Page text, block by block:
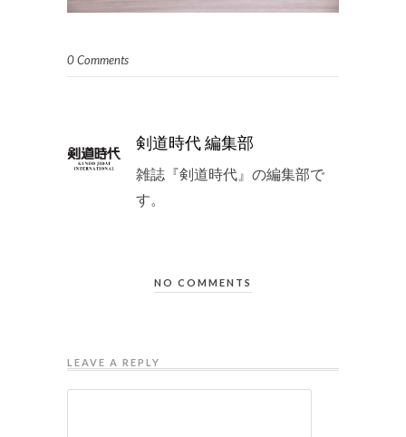
0 Comments
剣道時代 編集部
雑誌『剣道時代』の編集部で
す。
NO COMMENTS
LEAVE A REPLY